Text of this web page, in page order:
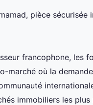
pièce
francophone, les
marché où la
immobiliers les